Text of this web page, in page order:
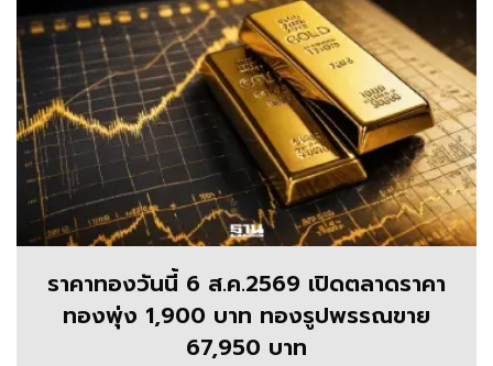
ราคาทองวันนี้ 6 ส.ค.2569 เปิดตลาดราคา
ทองพุ่ง 1,900 บาท ทองรูปพรรณขาย
67,950 บาท